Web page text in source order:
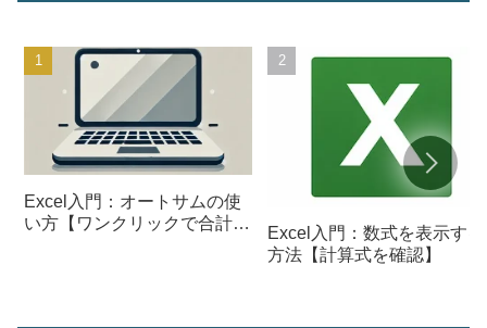
Excel入門：オートサムの使
い方【ワンクリックで合計を
Excel入門：数式を表示する
方法【計算式を確認】